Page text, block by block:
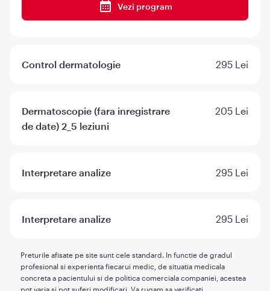
Vezi program
Control dermatologie 295 Lei
Dermatoscopie (fara inregistrare
de date) 2_5 leziuni
205 Lei
Interpretare analize 295 Lei
Interpretare analize 295 Lei
Preturile afisate pe site sunt cele standard. In functie de gradul
profesional si experienta fiecarui medic, de situatia medicala
concreta a pacientului si de politica comerciala companiei, acestea